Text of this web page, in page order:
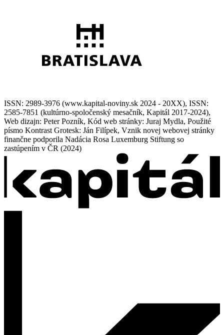
ISSN: 2989-3976 (www.kapital-noviny.sk 2024 - 20XX), ISSN:
2585-7851 (kultúrno-spoločenský mesačník, Kapitál 2017-2024),
Web dizajn: Peter Pozník, Kód web stránky: Juraj Mydla, Použité
písmo Kontrast Grotesk: Ján Filípek, Vznik novej webovej stránky
finančne podporila Nadácia Rosa Luxemburg Stiftung so
zastúpením v ČR (2024)